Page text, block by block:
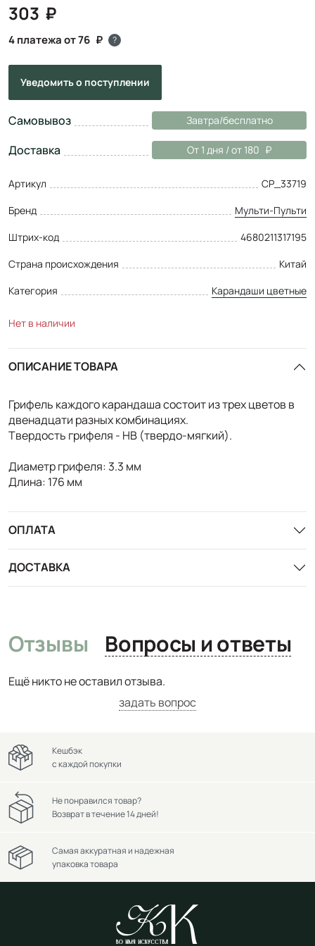
303
4 платежа от 76 ?
Уведомитьо поступлении
Самовывоз Завтра/бесплатно
Доставка От 1 дня / от 180
Артикул
CP_33719
Бренд
Мульти-Пульти
Штрих-код
4680211317195
Страна происхождения
Китай
Категория
Карандаши цветные
Нет в наличии
ОПИСАНИЕ ТОВАРА
Грифель каждого карандаша состоит из трех цветов в
двенадцати разных комбинациях.
Твердость грифеля - HB (твердо-мягкий).
Диаметр грифеля: 3.3 мм
Длина: 176 мм
ОПЛАТА
ДОСТАВКА
Отзывы Вопросы и ответы
Ещё никто не оставил отзыва.
задать вопрос
Кешбэк
с каждой покупки
Не понравился товар?
Возврат в течение 14 дней!
Самая аккуратная и надежная
упаковка товара